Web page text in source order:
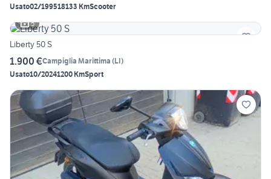
Usato02/199518133 KmScooter
5
Liberty 50 S
1.900 €Campiglia Marittima (LI)
Usato10/20241200 KmSport